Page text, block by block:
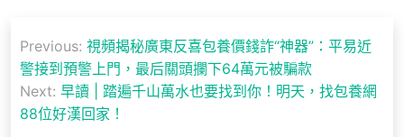
章
導
覽
Previous: 視頻揭秘廣東反喜包養價錢詐“神器”：平易近
警接到預警上門，最后關頭攔下64萬元被騙款
Next: 早讀 | 踏遍千山萬水也要找到你！明天，找包養網
88位好漢回家！